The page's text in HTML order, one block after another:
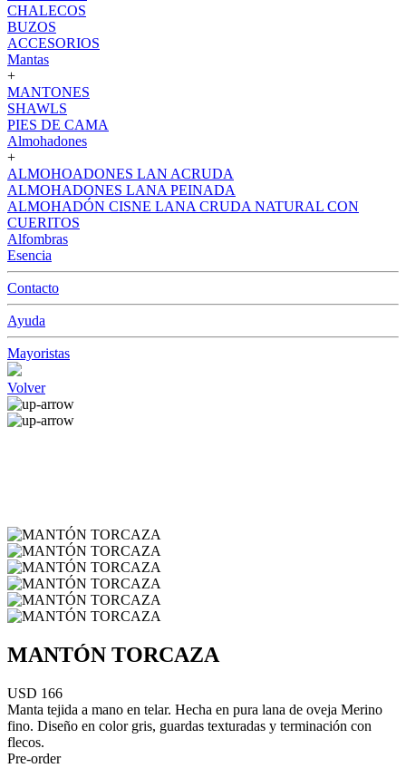
CHALECOS
BUZOS
ACCESORIOS
Mantas
+
MANTONES
SHAWLS
PIES DE CAMA
Almohadones
+
ALMOHOADONES LAN ACRUDA
ALMOHADONES LANA PEINADA
ALMOHADÓN CISNE LANA CRUDA NATURAL CON
CUERITOS
Alfombras
Esencia
Contacto
Ayuda
Mayoristas
Volver
MANTÓN TORCAZA
USD 166
Manta tejida a mano en telar. Hecha en pura lana de oveja Merino
fino. Diseño en color gris, guardas texturadas y terminación con
flecos.
Pre-order